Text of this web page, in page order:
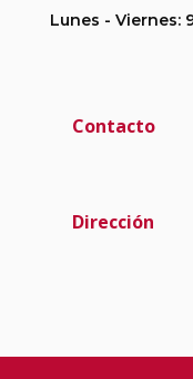
Lunes - Viernes:
Contacto
Dirección